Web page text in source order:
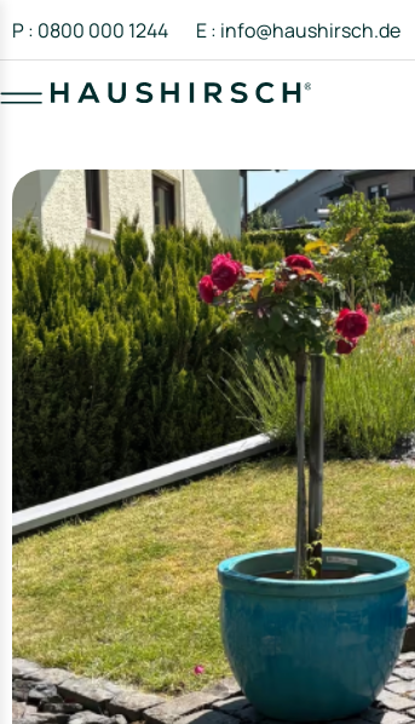
P : 0800 000 1244 E : info@haushirsch.de